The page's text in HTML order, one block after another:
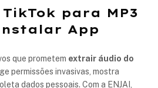
para MP3
App
que prometem extrair áudio do
permissões invasivas, mostra
dados pessoais. Com a ENJAI,